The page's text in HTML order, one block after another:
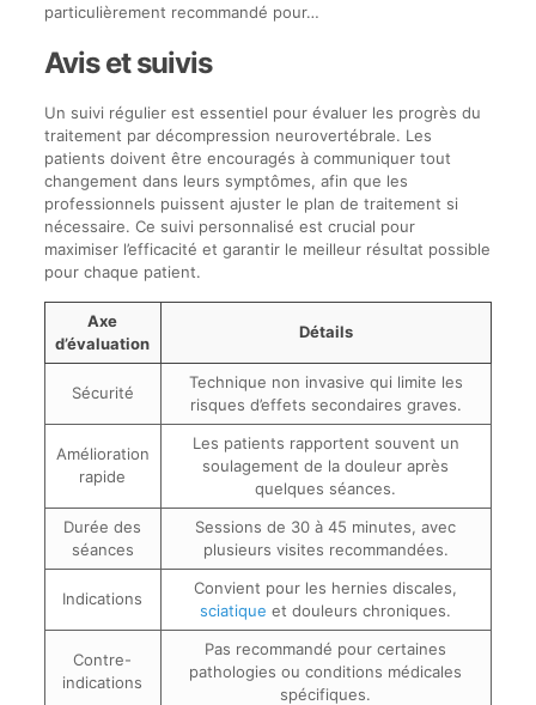
particulièrement recommandé pour…
Avis et suivis
Un suivi régulier est essentiel pour évaluer les progrès du
traitement par décompression neurovertébrale. Les
patients doivent être encouragés à communiquer tout
changement dans leurs symptômes, afin que les
professionnels puissent ajuster le plan de traitement si
nécessaire. Ce suivi personnalisé est crucial pour
maximiser l’efficacité et garantir le meilleur résultat possible
pour chaque patient.
Axe
d’évaluation
Détails
Sécurité
Technique non invasive qui limite les
risques d’effets secondaires graves.
Amélioration
rapide
Les patients rapportent souvent un
soulagement de la douleur après
quelques séances.
Durée des
séances
Sessions de 30 à 45 minutes, avec
plusieurs visites recommandées.
Indications
Convient pour les hernies discales,
sciatique et douleurs chroniques.
Contre-
indications
Pas recommandé pour certaines
pathologies ou conditions médicales
spécifiques.